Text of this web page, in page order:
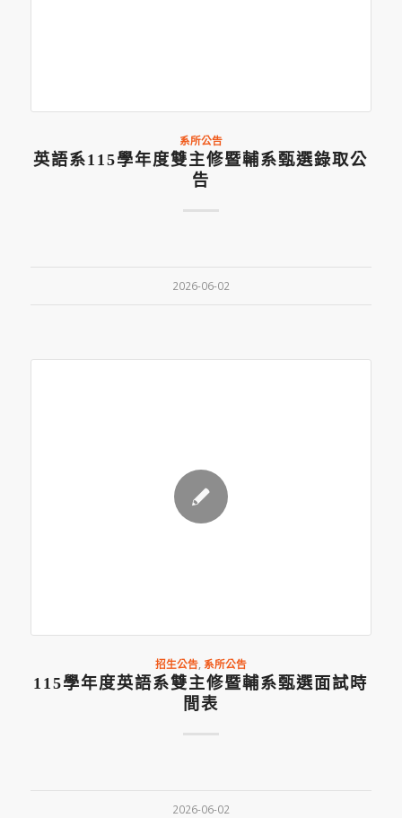
系所公告
英語系115學年度雙主修暨輔系甄選錄取公
告
2026-06-02
招生公告,系所公告
115學年度英語系雙主修暨輔系甄選面試時
間表
2026-06-02